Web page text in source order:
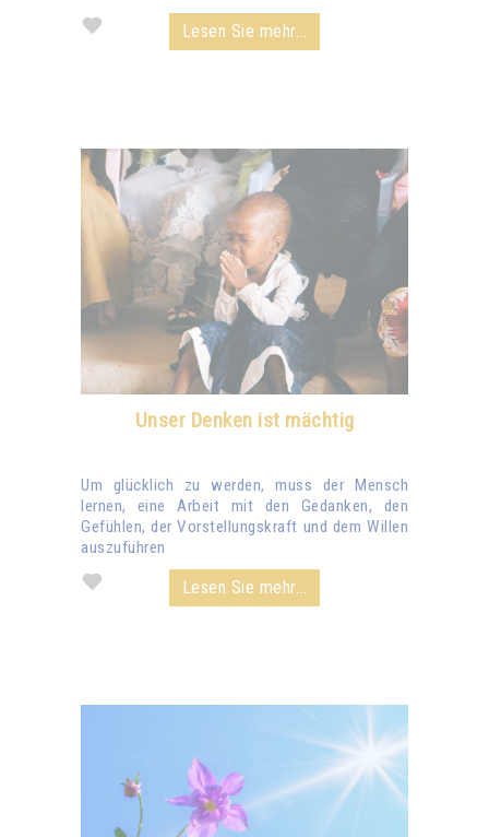
Lesen Sie mehr...
Unser Denken ist mächtig
Um glücklich zu werden, muss der Mensch
lernen, eine Arbeit mit den Gedanken, den
Gefühlen, der Vorstellungskraft und dem Willen
auszuführen
Lesen Sie mehr...